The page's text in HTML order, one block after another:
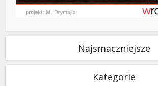
Najsmaczniejsze
Kategorie